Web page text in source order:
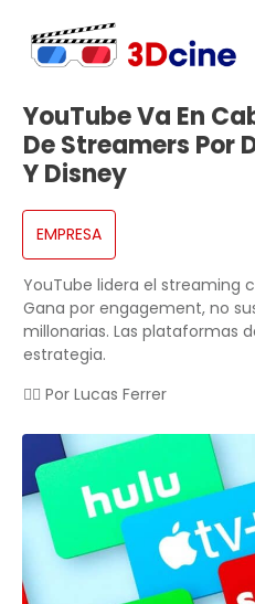
YouTube Va En
De Streamers Por
Y Disney
EMPRESA
YouTube lidera el streaming
Gana por engagement, no
millonarias. Las plataformas
estrategia.
✍🏻 Por Lucas Ferrer